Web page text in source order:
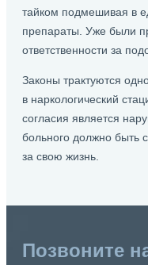
тайком подмешивая в
препараты. Уже были
ответственности за
Законы трактуются
в наркологический
согласия является
больного должно быть
за свою жизнь.
Позвоните